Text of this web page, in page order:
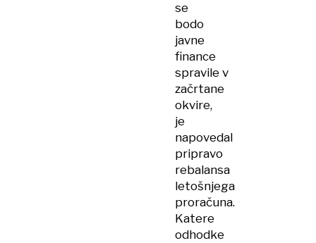
se
bodo
javne
finance
spravile v
začrtane
okvire,
je
napovedal
pripravo
rebalansa
letošnjega
proračuna.
Katere
odhodke